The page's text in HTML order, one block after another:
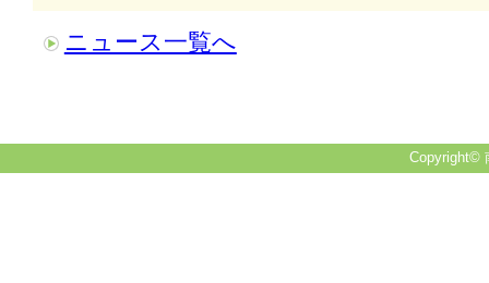
ニュース一覧へ
Copyright©